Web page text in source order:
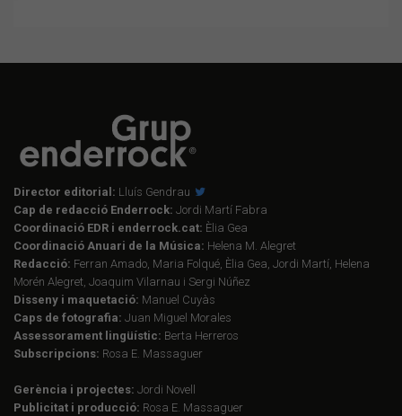
Director editorial: Lluís Gendrau
Cap de redacció Enderrock: Jordi Martí Fabra
Coordinació EDR i enderrock.cat: Èlia Gea
Coordinació Anuari de la Música: Helena M. Alegret
Redacció: Ferran Amado, Maria Folqué, Èlia Gea, Jordi Martí, Helena
Morén Alegret, Joaquim Vilarnau i Sergi Núñez
Disseny i maquetació: Manuel Cuyàs
Caps de fotografia: Juan Miguel Morales
Assessorament lingüístic: Berta Herreros
Subscripcions: Rosa E. Massaguer
Gerència i projectes: Jordi Novell
Publicitat i producció: Rosa E. Massaguer